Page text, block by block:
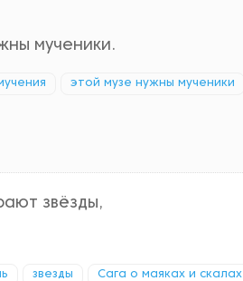
мученики.
этой музе нужны мученики
звёзды,
звезды Сага о маяках и скалах